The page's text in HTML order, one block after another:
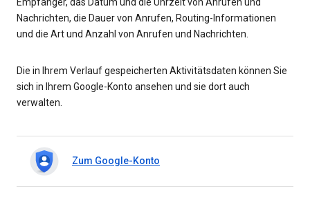
Empfänger, das Datum und die Uhrzeit von Anrufen und
Nachrichten, die Dauer von Anrufen, Routing-Informationen
und die Art und Anzahl von Anrufen und Nachrichten.
Die in Ihrem Verlauf gespeicherten Aktivitätsdaten können Sie
sich in Ihrem Google-Konto ansehen und sie dort auch
verwalten.
Zum Google-Konto